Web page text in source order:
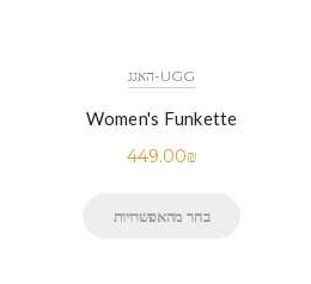
UGG-האגג
Women's Funkette
449.00₪
בחר מהאפשרויות